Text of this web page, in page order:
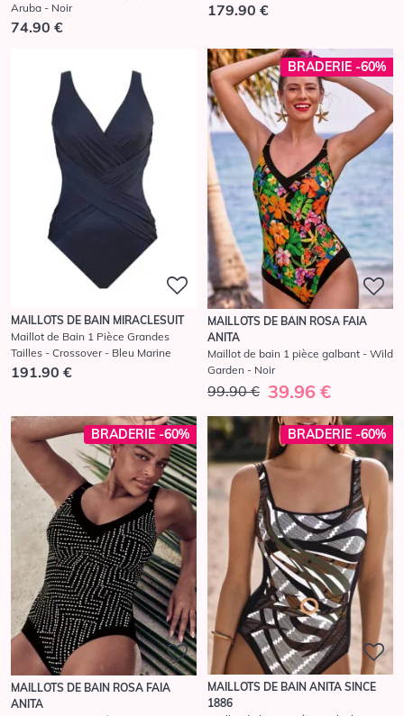
Aruba - Noir
74.90 €
179.90 €
MAILLOTS DE BAIN MIRACLESUIT
Maillot de Bain 1 Pièce Grandes
Tailles - Crossover - Bleu Marine
191.90 €
BRADERIE -60%
MAILLOTS DE BAIN ROSA FAIA
ANITA
Maillot de bain 1 pièce galbant - Wild
Garden - Noir
99.90 € 39.96 €
BRADERIE -60%
MAILLOTS DE BAIN ROSA FAIA
ANITA
BRADERIE -60%
MAILLOTS DE BAIN ANITA SINCE
1886